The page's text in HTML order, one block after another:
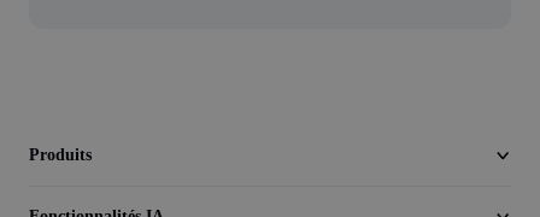
Produits